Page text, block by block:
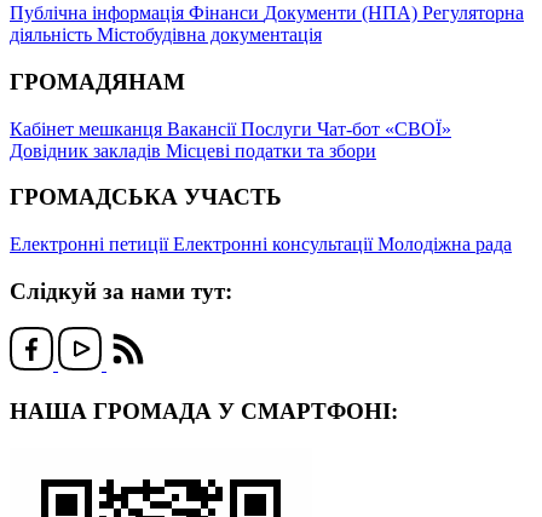
Публічна інформація Фінанси Документи (НПА) Регуляторна
діяльність Містобудівна документація
ГРОМАДЯНАМ
Кабінет мешканця ВакансіїПослуги Чат-бот «СВОЇ»
Довідник закладів Місцеві податки та збори
ГРОМАДСЬКА УЧАСТЬ
Електронні петиціїЕлектронні консультаціїМолодіжна рада
Слідкуй за нами тут:
НАША ГРОМАДА У СМАРТФОНІ: